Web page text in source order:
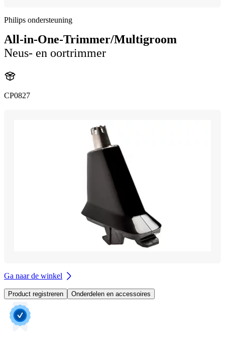
Philips ondersteuning
All-in-One-Trimmer/Multigroom
Neus- en oortrimmer
CP0827
Ga naar de winkel
Product registreren Onderdelen en accessoires